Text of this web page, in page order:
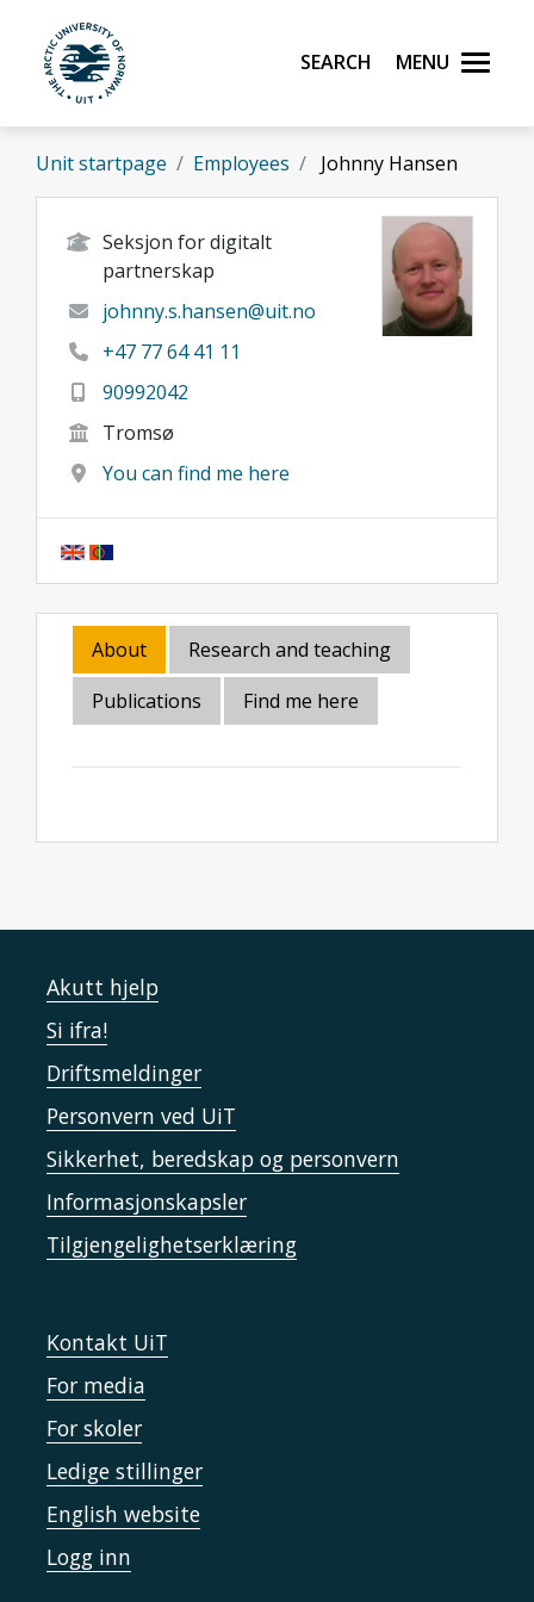
Skip to main content
UiT The Arctic University of Norway
Search Menu
Unit startpage Employees Johnny Hansen
Seksjon for digitalt
partnerskap
johnny.s.hansen@uit.no
+47 77 64 41 11
90992042
Tromsø
You can find me here
About
Research and teaching
Publications
Find me here
Akutt hjelp
Si ifra!
Driftsmeldinger
Personvern ved UiT
Sikkerhet, beredskap og personvern
Informasjonskapsler
Tilgjengelighetserklæring
Kontakt UiT
For media
For skoler
Ledige stillinger
English website
Logg inn